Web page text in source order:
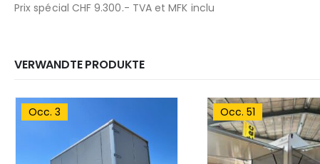
Prix spécial CHF 9.300.- TVA et MFK inclu
VERWANDTE PRODUKTE
Occ. 3 Occ. 51